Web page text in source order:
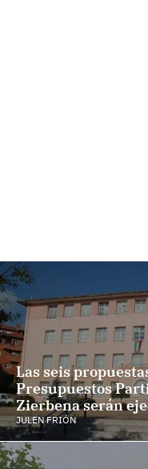
Las seis
Presupuestos
Zierbena serán
JULEN FRIÓN